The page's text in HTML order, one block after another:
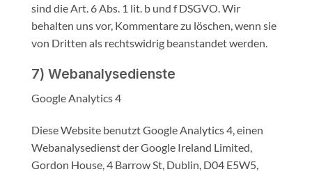
sind die Art. 6 Abs. 1 lit. b und f DSGVO. Wir
behalten uns vor, Kommentare zu löschen, wenn sie
von Dritten als rechtswidrig beanstandet werden.
7) Webanalysedienste
Google Analytics 4
Diese Website benutzt Google Analytics 4, einen
Webanalysedienst der Google Ireland Limited,
Gordon House, 4 Barrow St, Dublin, D04 E5W5,